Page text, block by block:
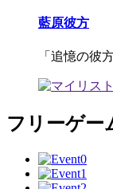
藍原彼方
「追憶の彼
フリーゲー